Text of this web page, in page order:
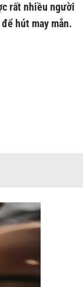
rất nhiều người
hút may mắn.